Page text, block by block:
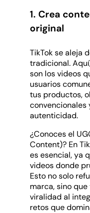
1. Crea
original
TikTok se aleja
tradicional.
son los videos
usuarios
tus productos,
convencionales
autenticidad.
¿Conoces el
Content)? En
es esencial, ya
videos donde
Esto no solo
marca, sino
viralidad al
retos que